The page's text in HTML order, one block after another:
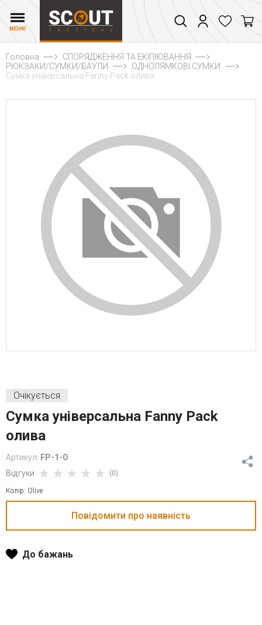
МЕНЮ
Головна
СПОРЯДЖЕННЯ ТА ЕКІПІЮВАННЯ
РЮКЗАКИ/СУМКИ/БАУЛИ
ОДНОЛЯМКОВІ СУМКИ
Сумка універсальна Fanny Pack олива
Очікується
Сумка універсальна Fanny Pack
олива
Артикул: FP-1-O
Відгуки
(0)
Колір: Olive
До бажань